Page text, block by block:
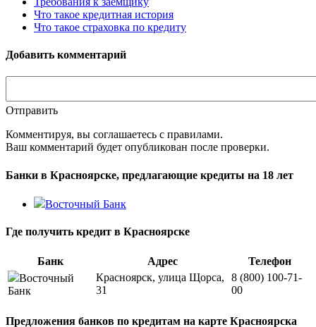
Что такое кредитная история
Что такое страховка по кредиту
Добавить комментарий
Отправить
Комментируя, вы соглашаетесь c правилами.
Ваш комментарий будет опубликован после проверки.
Банки в Красноярске, предлагающие кредиты на 18 лет
Восточный Банк
Где получить кредит в Красноярске
Банк Адрес
Телефон
Восточный
Банк
Красноярск, улица Щорса,
31
8 (800) 100-71-
00
Предложения банков по кредитам на карте Красноярска